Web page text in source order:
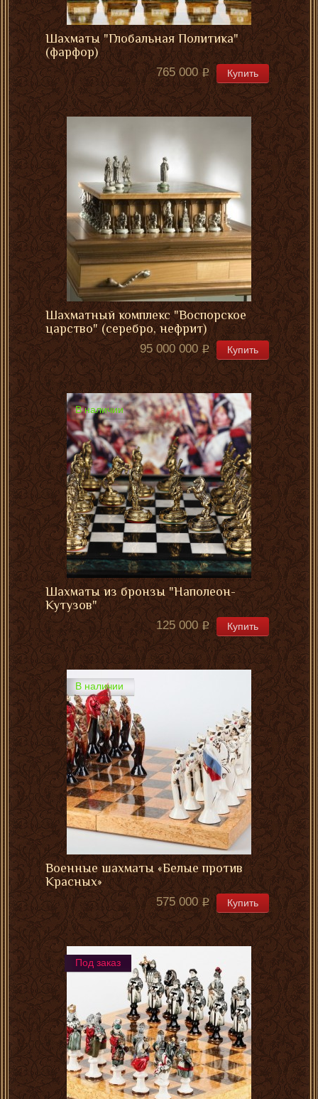
Шахматы "Глобальная Политика"
(фарфор)
765 000 Купить
Шахматный комплекс "Воспорское
царство" (серебро, нефрит)
95 000 000 Купить
В наличии
Шахматы из бронзы "Наполеон-
Кутузов"
125 000 Купить
В наличии
Военные шахматы «Белые против
Красных»
575 000 Купить
Под заказ